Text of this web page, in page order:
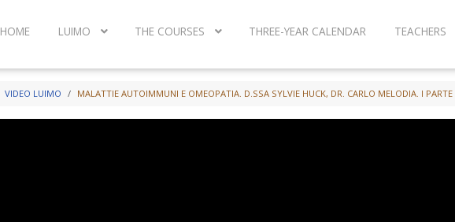
HOME LUIMO THE COURSES THREE-YEAR CALENDAR TEACHERS
VIDEO LUIMO MALATTIE AUTOIMMUNI E OMEOPATIA. D.SSA SYLVIE HUCK, DR. CARLO MELODIA. I PARTE